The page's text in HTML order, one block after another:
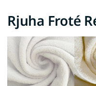
Rjuha Froté